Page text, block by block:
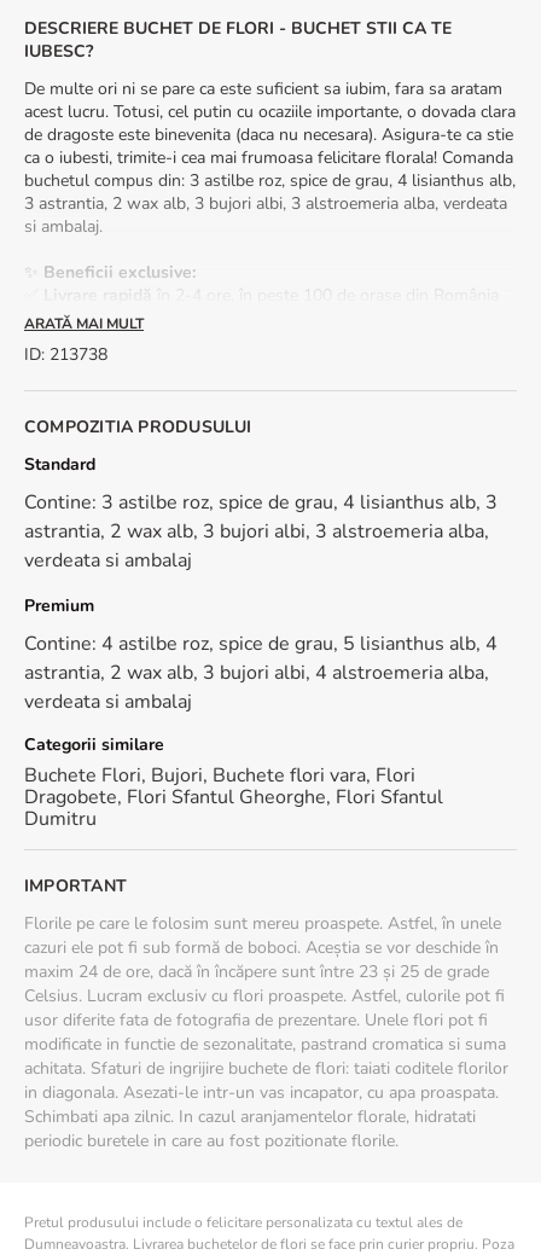
DESCRIERE BUCHET DE FLORI - BUCHET STII CA TE
IUBESC?
De multe ori ni se pare ca este suficient sa iubim, fara sa aratam
acest lucru. Totusi, cel putin cu ocaziile importante, o dovada clara
de dragoste este binevenita (daca nu necesara). Asigura-te ca stie
ca o iubesti, trimite-i cea mai frumoasa felicitare florala! Comanda
buchetul compus din: 3 astilbe roz, spice de grau, 4 lisianthus alb,
3 astrantia, 2 wax alb, 3 bujori albi, 3 alstroemeria alba, verdeata
si ambalaj.
✨ Beneficii exclusive:
Livrare rapidă
în 2-4 ore, în peste 100 de orașe din România
✅Felicitare cadou
Transformă un moment obișnuit într-o amintire de neuitat! 💌💖
📩Comandă acumși oferă un cadou care spune mai mult decât
Sezonalitate: buchetele cu bujori sunt disponibile in perioada
aprilie-iunie.
ARATĂ MAI MULT
ID: 213738
COMPOZITIA PRODUSULUI
Standard
Contine: 3 astilbe roz, spice de grau, 4 lisianthus alb, 3
astrantia, 2 wax alb, 3 bujori albi, 3 alstroemeria alba,
verdeata si ambalaj
Premium
Contine: 4 astilbe roz, spice de grau, 5 lisianthus alb, 4
astrantia, 2 wax alb, 3 bujori albi, 4 alstroemeria alba,
verdeata si ambalaj
Categorii similare
Buchete Flori, Bujori, Buchete flori vara, Flori
Dragobete, Flori Sfantul Gheorghe, Flori Sfantul
Dumitru
IMPORTANT
Florile pe care le folosim sunt mereu proaspete. Astfel, în unele
cazuri ele pot fi sub formă de boboci. Aceștia se vor deschide în
maxim 24 de ore, dacă în încăpere sunt între 23 și 25 de grade
Celsius. Lucram exclusiv cu flori proaspete. Astfel, culorile pot fi
usor diferite fata de fotografia de prezentare. Unele flori pot fi
modificate in functie de sezonalitate, pastrand cromatica si suma
achitata. Sfaturi de ingrijire buchete de flori: taiati coditele florilor
in diagonala. Asezati-le intr-un vas incapator, cu apa proaspata.
Schimbati apa zilnic. In cazul aranjamentelor florale, hidratati
periodic buretele in care au fost pozitionate florile.
Pretul produsului include o felicitare personalizata cu textul ales de
Dumneavoastra. Livrarea buchetelor de flori se face prin curier propriu. Poza